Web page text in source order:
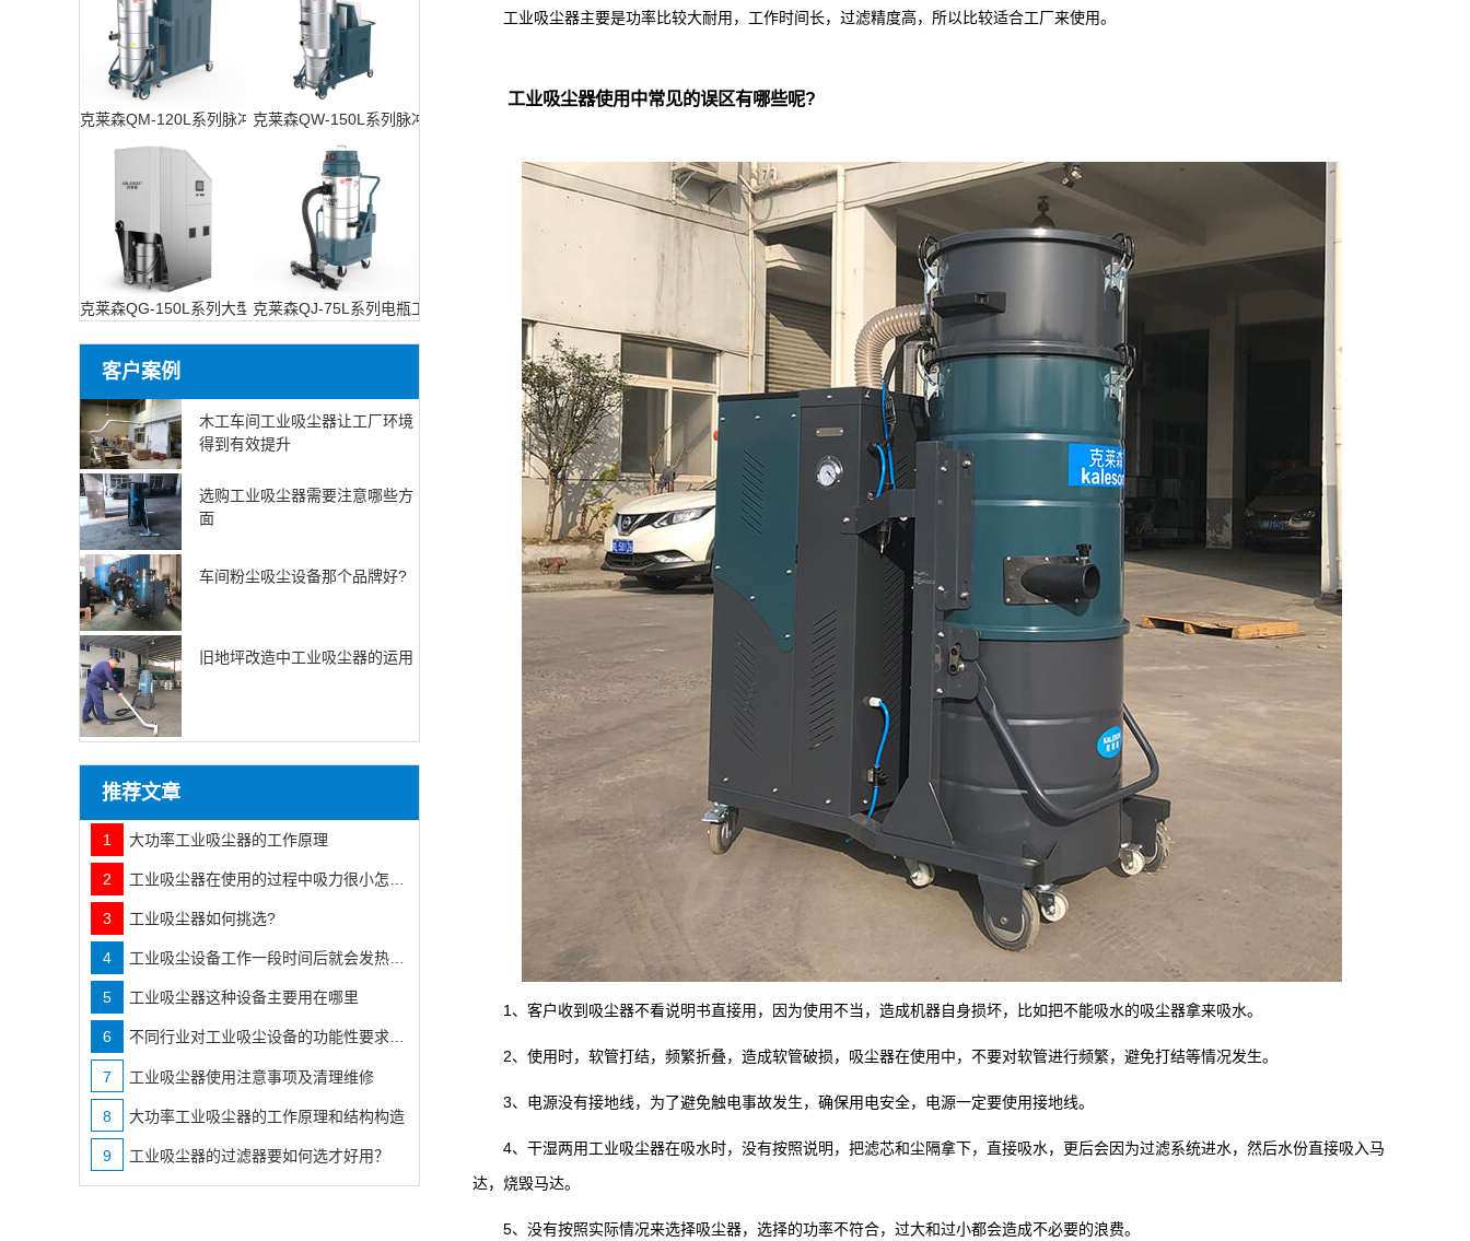
工业吸尘器主要是功率比较大耐用，工作时间长，过滤精度高，所以比较适合工厂来使用。
工业吸尘器使用中常见的误区有哪些呢?
1、客户收到吸尘器不看说明书直接用，因为使用不当，造成机器自身损坏，比如把不能吸水的吸尘器拿来吸水。
2、使用时，软管打结，频繁折叠，造成软管破损，吸尘器在使用中，不要对软管进行频繁，避免打结等情况发生。
3、电源没有接地线，为了避免触电事故发生，确保用电安全，电源一定要使用接地线。
4、干湿两用工业吸尘器在吸水时，没有按照说明，把滤芯和尘隔拿下，直接吸水，更后会因为过滤系统进水，然后水份直接吸入马
达，烧毁马达。
5、没有按照实际情况来选择吸尘器，选择的功率不符合，过大和过小都会造成不必要的浪费。
克莱森QM-120L系列脉冲反吹工业吸尘器克莱森QW-150L系列脉冲反吹工业吸尘器
克莱森QG-150L系列大型工业吸尘设备克莱森QJ-75L系列电瓶工业吸尘器
客户案例
木工车间工业吸尘器让工厂环境
得到有效提升
选购工业吸尘器需要注意哪些方
面
车间粉尘吸尘设备那个品牌好?
旧地坪改造中工业吸尘器的运用
推荐文章
1 大功率工业吸尘器的工作原理
2 工业吸尘器在使用的过程中吸力很小怎么办
3 工业吸尘器如何挑选?
4 工业吸尘设备工作一段时间后就会发热发烫咋办?
5 工业吸尘器这种设备主要用在哪里
6 不同行业对工业吸尘设备的功能性要求也不相同
7 工业吸尘器使用注意事项及清理维修
8 大功率工业吸尘器的工作原理和结构构造
9 工业吸尘器的过滤器要如何选才好用？